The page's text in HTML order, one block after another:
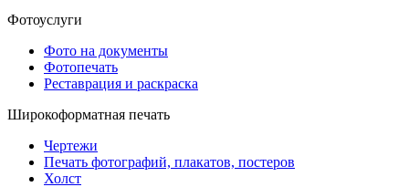
Фотоуслуги
Фото на документы
Фотопечать
Реставрация и раскраска
Широкоформатная печать
Чертежи
Печать фотографий, плакатов, постеров
Холст